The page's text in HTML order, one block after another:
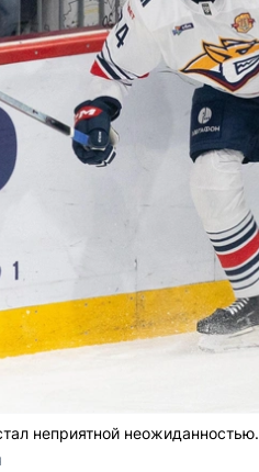
неприятной неожиданностью.